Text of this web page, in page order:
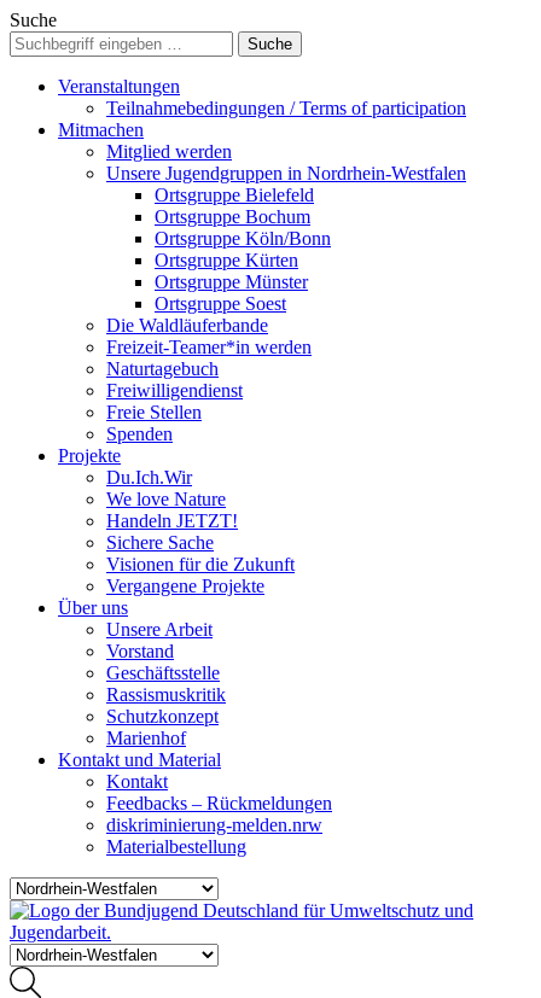
Suche
Veranstaltungen
Teilnahmebedingungen / Terms of participation
Mitmachen
Mitglied werden
Unsere Jugendgruppen in Nordrhein-Westfalen
Ortsgruppe Bielefeld
Ortsgruppe Bochum
Ortsgruppe Köln/Bonn
Ortsgruppe Kürten
Ortsgruppe Münster
Ortsgruppe Soest
Die Waldläuferbande
Freizeit-Teamer*in werden
Naturtagebuch
Freiwilligendienst
Freie Stellen
Spenden
Projekte
Du.Ich.Wir
We love Nature
Handeln JETZT!
Sichere Sache
Visionen für die Zukunft
Vergangene Projekte
Über uns
Unsere Arbeit
Vorstand
Geschäftsstelle
Rassismuskritik
Schutzkonzept
Marienhof
Kontakt und Material
Kontakt
Feedbacks – Rückmeldungen
diskriminierung-melden.nrw
Materialbestellung